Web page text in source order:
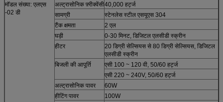
मॉडल संख्या: एलएस
-02 डी
अल्ट्रासोनिक फ़्रीक्वेंसी40,000 हर्ट्ज
सामग्री
स्टेनलेस स्टील एसयूएस 304
टैंक क्षमता
2 एल
घड़ी
0-30 मिनट, डिजिटल एलसीडी स्क्रीन
हीटर
20 डिग्री सेल्सियस से 80 डिग्री सेल्सियस, डिजिटल
एलसीडी स्क्रीन
बिजली की आपूर्ति
एसी 100 ~ 120 वी, 50/60 हर्ट्ज
एसी 220 ~ 240V, 50/60 हर्ट्ज
अल्ट्रासोनिक पावर
60W
हीटिंग पावर
100W